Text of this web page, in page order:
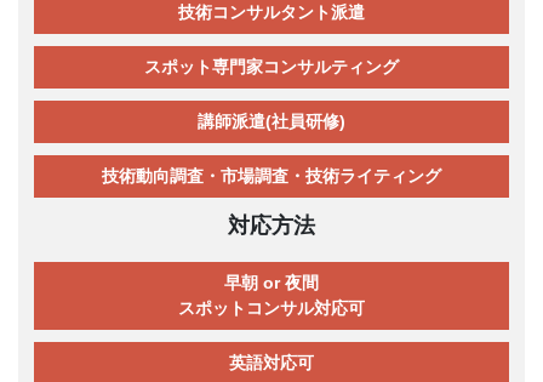
技術コンサルタント派遣
スポット専門家コンサルティング
講師派遣(社員研修)
技術動向調査・市場調査・技術ライティング
対応方法
早朝 or 夜間
スポットコンサル対応可
英語対応可